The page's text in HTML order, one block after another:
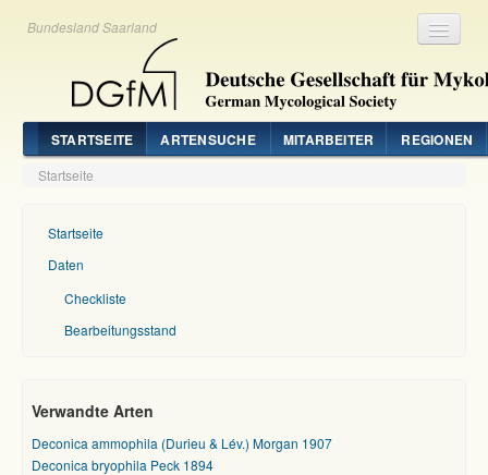
Bundesland Saarland
STARTSEITE ARTENSUCHE MITARBEITER REGIONEN
Startseite
Startseite
Daten
Checkliste
Bearbeitungsstand
Verwandte Arten
Deconica ammophila (Durieu & Lév.) Morgan 1907
Deconica bryophila Peck 1894